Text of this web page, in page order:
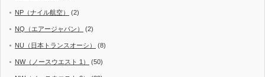
NP（ナイル航空） (2)
NQ（エアージャパン） (2)
NU（日本トランスオーシ） (8)
NW（ノースウエスト 1） (50)